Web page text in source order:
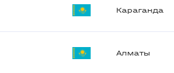
Караганда
Алматы